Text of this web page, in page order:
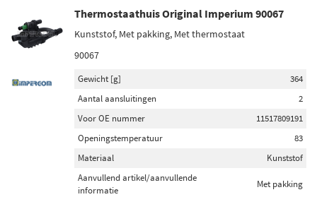
Resultaten
×
Merk
Febi Bilstein (1)
Blue Print (1)
BSG (1)
Original Imperium (6)
Thermostaathuis Original Imperium 90067
Kunststof, Met pakking, Met thermostaat
90067
Gewicht [g]
364
Aantal aansluitingen
2
Voor OE nummer
11517809191
Openingstemperatuur
83
Materiaal
Kunststof
Aanvullend artikel/aanvullende
informatie
Met pakking